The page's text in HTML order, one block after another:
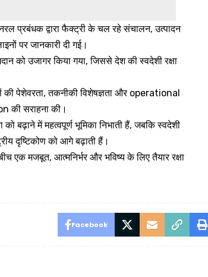
प्रबंधक द्वारा फैक्ट्री के चल रहे संचालन, उत्पादन
पर जानकारी दी गई।
को उजागर किया गया, जिससे देश की स्वदेशी रक्षा
पेशेवरता, तकनीकी विशेषज्ञता और operational
सराहना की।
बढ़ाने में महत्वपूर्ण भूमिका निभाती हैं, जबकि स्वदेशी
दृष्टिकोण को आगे बढ़ाती हैं।
एक मजबूत, आत्मनिर्भर और भविष्य के लिए तैयार रक्षा
Facebook